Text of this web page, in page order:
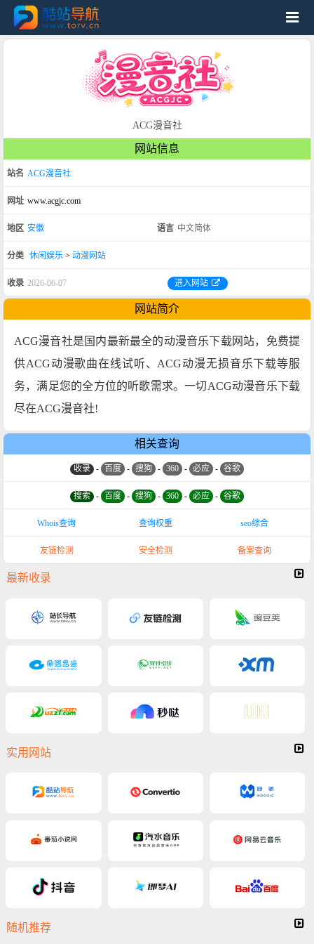
ACG漫音社
网站信息
站名 ACG漫音社
网址 www.acgjc.com
地区 安徽 语言 中文简体
分类 休闲娱乐 > 动漫网站
收录 2026-06-07 进入网站
网站简介
ACG漫音社是国内最新最全的动漫音乐下载网站，免费提
供ACG动漫歌曲在线试听、ACG动漫无损音乐下载等服
务，满足您的全方位的听歌需求。一切ACG动漫音乐下载
尽在ACG漫音社!
相关查询
收录 - 百度 - 搜狗 - 360 - 必应 - 谷歌
搜索 - 百度 - 搜狗 - 360 - 必应 - 谷歌
Whois查询 查询权重 seo综合
友链检测 安全检测 备案查询
最新收录
实用网站
随机推荐